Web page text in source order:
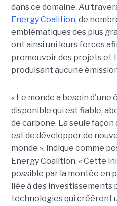
dans ce domaine. Au
Energy Coalition, de
emblématiques des plus
ont ainsi uni leurs forces
promouvoir des projets et
produisant aucune
« Le monde a besoin
disponible qui est fiable,
de carbone. La seule
est de développer de
monde », indique comme
Energy Coalition. « Cette
possible par la montée en
liée à des investissements
technologies qui crééront